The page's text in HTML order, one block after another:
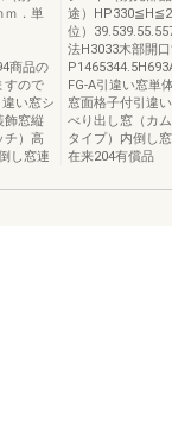
ｍ．単
商品の
すので
い窓シ
飾窓縦
チ）高
し窓連
途）
位）
法H3033木部開
FG-A引違い窓単
窓面格子付引違
べり出し窓（カ
タイプ）内倒し
在来204有償品